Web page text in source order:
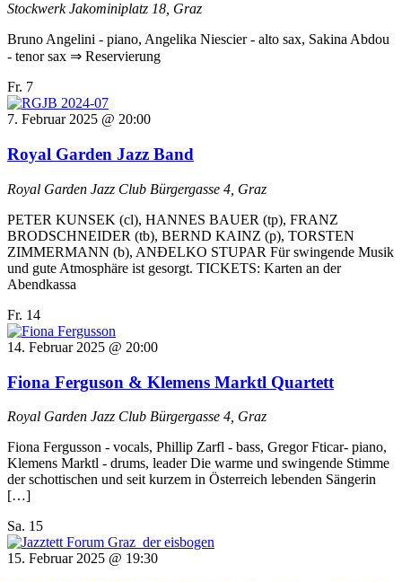
StockwerkJakominiplatz 18, Graz
Bruno Angelini - piano, Angelika Niescier - alto sax, Sakina Abdou
- tenor sax ⇒ Reservierung
Fr. 7
7. Februar 2025 @ 20:00
Royal Garden Jazz Band
Royal Garden Jazz Club Bürgergasse 4, Graz
PETER KUNSEK (cl), HANNES BAUER (tp), FRANZ
BRODSCHNEIDER (tb), BERND KAINZ (p), TORSTEN
ZIMMERMANN (b), ANÐELKO STUPAR Für swingende Musik
und gute Atmosphäre ist gesorgt. TICKETS: Karten an der
Abendkassa
Fr. 14
14. Februar 2025 @ 20:00
Fiona Ferguson & Klemens Marktl Quartett
Royal Garden Jazz Club Bürgergasse 4, Graz
Fiona Fergusson - vocals, Phillip Zarfl - bass, Gregor Fticar- piano,
Klemens Marktl - drums, leader Die warme und swingende Stimme
der schottischen und seit kurzem in Österreich lebenden Sängerin
[…]
Sa. 15
15. Februar 2025 @ 19:30